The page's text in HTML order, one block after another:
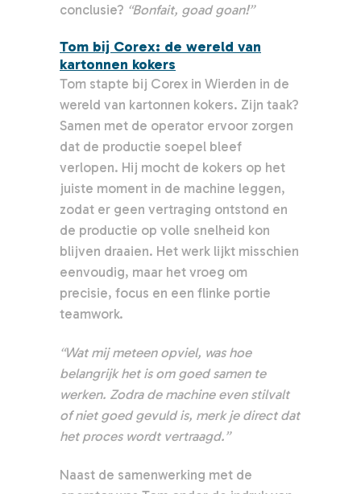
conclusie? “Bonfait, goad goan!”
Tom bij Corex: de wereld van
kartonnen kokers
Tom stapte bij Corex in Wierden in de
wereld van kartonnen kokers. Zijn taak?
Samen met de operator ervoor zorgen
dat de productie soepel bleef
verlopen. Hij mocht de kokers op het
juiste moment in de machine leggen,
zodat er geen vertraging ontstond en
de productie op volle snelheid kon
blijven draaien. Het werk lijkt misschien
eenvoudig, maar het vroeg om
precisie, focus en een flinke portie
teamwork.
“Wat mij meteen opviel, was hoe
belangrijk het is om goed samen te
werken. Zodra de machine even stilvalt
of niet goed gevuld is, merk je direct dat
het proces wordt vertraagd.”
Naast de samenwerking met de